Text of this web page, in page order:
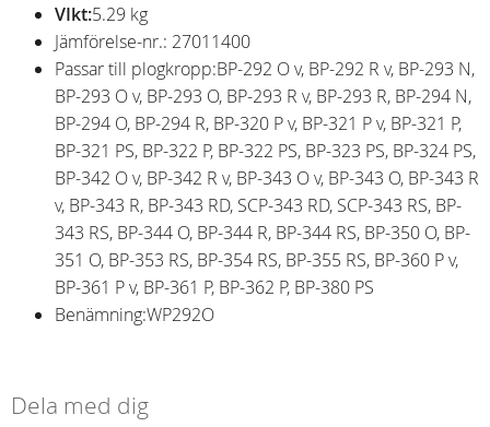
VIkt:5.29 kg
Jämförelse-nr.: 27011400
Passar till plogkropp:BP-292 O v, BP-292 R v, BP-293 N,
BP-293 O v, BP-293 O, BP-293 R v, BP-293 R, BP-294 N,
BP-294 O, BP-294 R, BP-320 P v, BP-321 P v, BP-321 P,
BP-321 PS, BP-322 P, BP-322 PS, BP-323 PS, BP-324 PS,
BP-342 O v, BP-342 R v, BP-343 O v, BP-343 O, BP-343 R
v, BP-343 R, BP-343 RD, SCP-343 RD, SCP-343 RS, BP-
343 RS, BP-344 O, BP-344 R, BP-344 RS, BP-350 O, BP-
351 O, BP-353 RS, BP-354 RS, BP-355 RS, BP-360 P v,
BP-361 P v, BP-361 P, BP-362 P, BP-380 PS
Benämning:WP292O
Dela med dig